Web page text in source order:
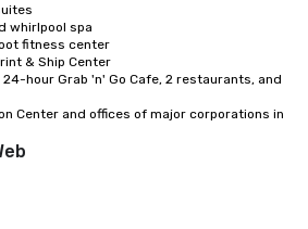
whirlpool spa
fitness center
& Ship Center
24-hour Grab 'n' Go Cafe, 2 restaurants, and
Center and offices of major corporations in